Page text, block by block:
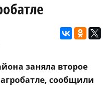
заняла второе
сообщили